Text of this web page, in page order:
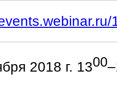
2018 г. 1300